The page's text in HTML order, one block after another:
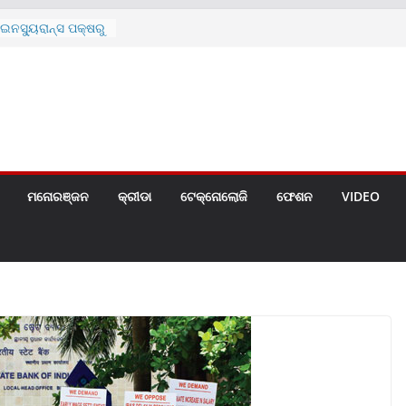
ପକ୍ଷରୁ
ମନୋରଞ୍ଜନ କ୍ରୀଡା ଟେକ୍ନୋଲୋଜି ଫେଶନ VIDEO